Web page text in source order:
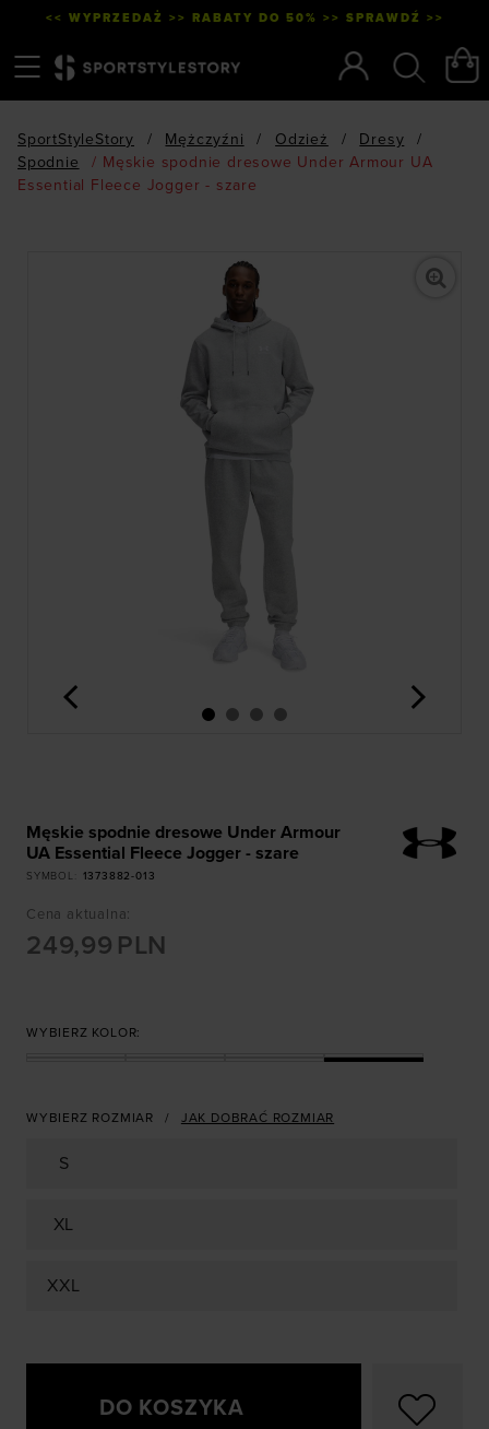
<< WYPRZEDAŻ >> RABATY DO 50% >> SPRAWDŹ >>
SportStyleStory / Mężczyźni / Odzież / Dresy
/
Spodnie
/ Męskie spodnie dresowe Under Armour UA
Essential Fleece Jogger - szare
<
Męskie spodnie dresowe Under Armour
UA Essential Fleece Jogger - szare
SYMBOL 1373882-013
Cena aktualna:
249,99 PLN
WYBIERZ KOLOR:
WYBIERZ ROZMIAR JAK DOBRAĆ ROZMIAR
S
XL
XXL
DO KOSZYKA